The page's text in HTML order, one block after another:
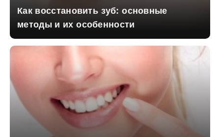
Как восстановить зуб: основные
методы и их особенности